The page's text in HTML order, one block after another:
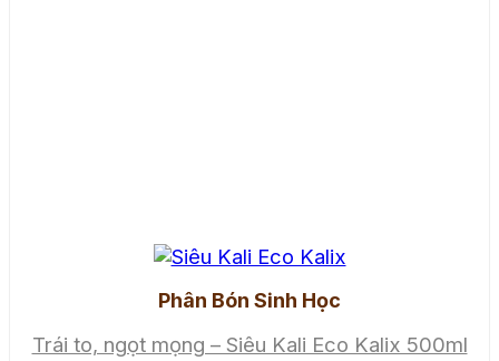
Phân Bón Sinh Học
Trái to, ngọt mọng – Siêu Kali Eco Kalix 500ml